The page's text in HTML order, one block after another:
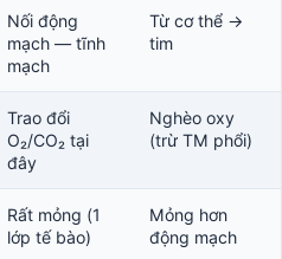
Nối động
mạch — tĩnh
mạch
Từ cơ thể →
tim
Trao đổi
O₂/CO₂ tại
đây
Nghèo oxy
(trừ TM phổi)
Rất mỏng (1
lớp tế bào)
Mỏng hơn
động mạch